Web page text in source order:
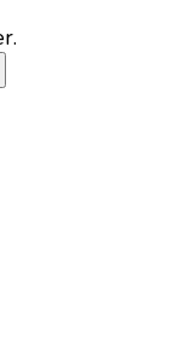
трендах,
отдыхе и
трендах,
отдыхе и